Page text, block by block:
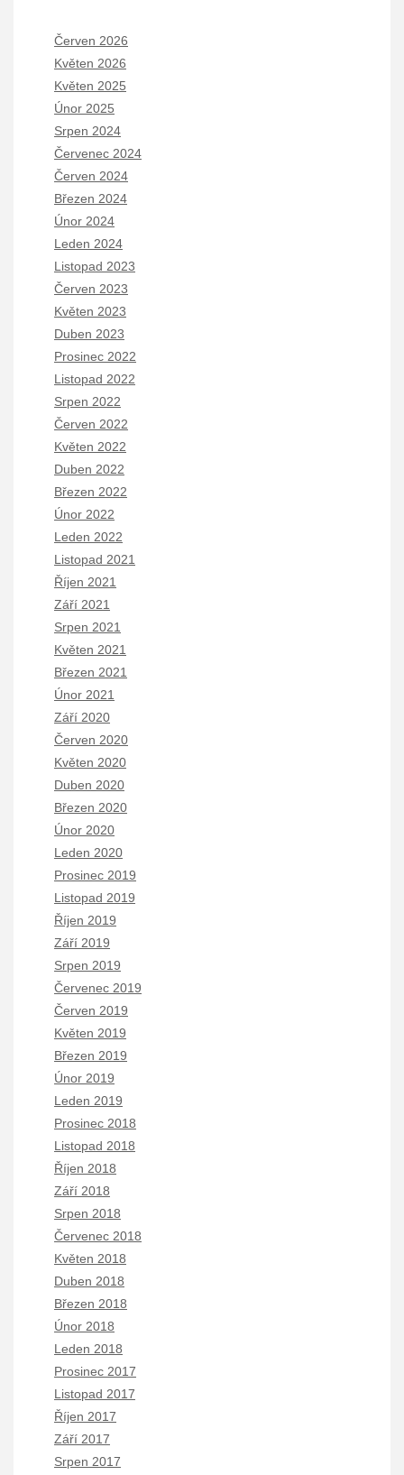
Červen 2026
Květen 2026
Květen 2025
Únor 2025
Srpen 2024
Červenec 2024
Červen 2024
Březen 2024
Únor 2024
Leden 2024
Listopad 2023
Červen 2023
Květen 2023
Duben 2023
Prosinec 2022
Listopad 2022
Srpen 2022
Červen 2022
Květen 2022
Duben 2022
Březen 2022
Únor 2022
Leden 2022
Listopad 2021
Říjen 2021
Září 2021
Srpen 2021
Květen 2021
Březen 2021
Únor 2021
Září 2020
Červen 2020
Květen 2020
Duben 2020
Březen 2020
Únor 2020
Leden 2020
Prosinec 2019
Listopad 2019
Říjen 2019
Září 2019
Srpen 2019
Červenec 2019
Červen 2019
Květen 2019
Březen 2019
Únor 2019
Leden 2019
Prosinec 2018
Listopad 2018
Říjen 2018
Září 2018
Srpen 2018
Červenec 2018
Květen 2018
Duben 2018
Březen 2018
Únor 2018
Leden 2018
Prosinec 2017
Listopad 2017
Říjen 2017
Září 2017
Srpen 2017